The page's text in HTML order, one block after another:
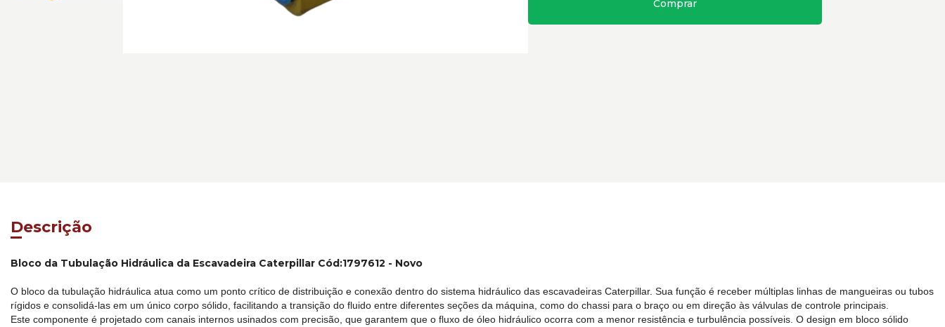
Comprar
Descrição
Bloco da Tubulação Hidráulica da Escavadeira Caterpillar Cód:1797612 - Novo
O bloco da tubulação hidráulica atua como um ponto crítico de distribuição e conexão dentro do sistema hidráulico das escavadeiras Caterpillar. Sua função é receber múltiplas linhas de mangueiras ou tubos
rígidos e consolidá-las em um único corpo sólido, facilitando a transição do fluido entre diferentes seções da máquina, como do chassi para o braço ou em direção às válvulas de controle principais.
Este componente é projetado com canais internos usinados com precisão, que garantem que o fluxo de óleo hidráulico ocorra com a menor resistência e turbulência possíveis. O design em bloco sólido